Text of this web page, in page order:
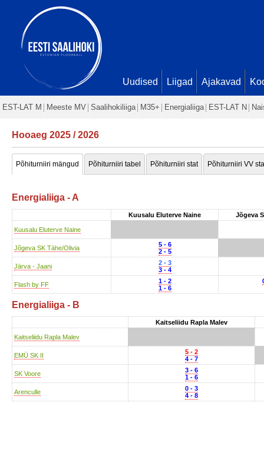
Uudised Liigad Ajakavad
EST-LAT M Meeste MV Saalihokiliiga M35+ Energialiiga EST-LAT N
Hooaeg 2025 / 2026
Põhiturniiri mängud Põhiturniiri tabel Põhiturniiri stat Põhiturniiri VV
Energialiiga - A
Kuusalu Eluterve Naine Jõgeva
Kuusalu Eluterve Naine
Jõgeva SK Tähe/Olivia
5 - 6
2 - 5
Järva - Jaani
2 - 3
3 - 4
Flash by FF
1 - 2
1 - 6
Energialiiga - B
Kaitseliidu Rapla Malev
Kaitseliidu Rapla Malev
EMÜ SK II
5 - 2
4 - 7
SK Voore
3 - 6
1 - 6
Arenculle
0 - 3
4 - 8